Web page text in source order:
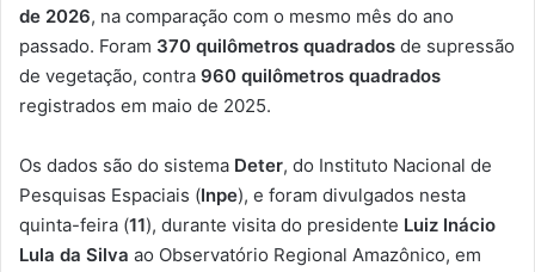
de 2026, na comparação com o mesmo mês do ano
passado. Foram 370 quilômetros quadrados de supressão
de vegetação, contra 960 quilômetros quadrados
registrados em maio de 2025.
Os dados são do sistema Deter, do Instituto Nacional de
Pesquisas Espaciais (Inpe), e foram divulgados nesta
quinta-feira (11), durante visita do presidente Luiz Inácio
Lula da Silva ao Observatório Regional Amazônico, em